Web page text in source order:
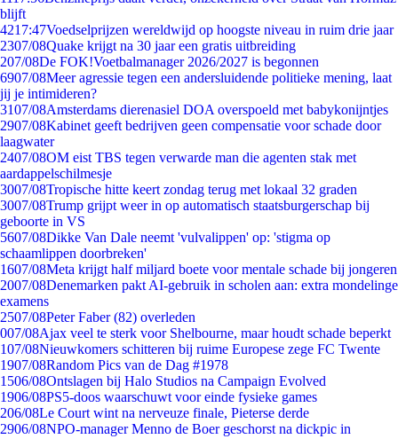
blijft
4217:47Voedselprijzen wereldwijd op hoogste niveau in ruim drie jaar
2307/08Quake krijgt na 30 jaar een gratis uitbreiding
207/08De FOK!Voetbalmanager 2026/2027 is begonnen
6907/08Meer agressie tegen een andersluidende politieke mening, laat
jij je intimideren?
3107/08Amsterdams dierenasiel DOA overspoeld met babykonijntjes
2907/08Kabinet geeft bedrijven geen compensatie voor schade door
laagwater
2407/08OM eist TBS tegen verwarde man die agenten stak met
aardappelschilmesje
3007/08Tropische hitte keert zondag terug met lokaal 32 graden
3007/08Trump grijpt weer in op automatisch staatsburgerschap bij
geboorte in VS
5607/08Dikke Van Dale neemt 'vulvalippen' op: 'stigma op
schaamlippen doorbreken'
1607/08Meta krijgt half miljard boete voor mentale schade bij jongeren
2007/08Denemarken pakt AI-gebruik in scholen aan: extra mondelinge
examens
2507/08Peter Faber (82) overleden
007/08Ajax veel te sterk voor Shelbourne, maar houdt schade beperkt
107/08Nieuwkomers schitteren bij ruime Europese zege FC Twente
1907/08Random Pics van de Dag #1978
1506/08Ontslagen bij Halo Studios na Campaign Evolved
1906/08PS5-doos waarschuwt voor einde fysieke games
206/08Le Court wint na nerveuze finale, Pieterse derde
2906/08NPO-manager Menno de Boer geschorst na dickpic in